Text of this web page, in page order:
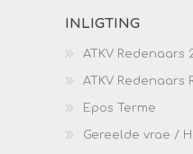
INLIGTING
ATKV Redenaars
ATKV Redenaars
Epos Terme
Gereelde vrae /